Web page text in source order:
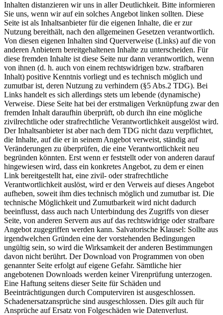
Inhalten distanzieren wir uns in aller Deutlichkeit. Bitte informieren
Sie uns, wenn wir auf ein solches Angebot linken sollten. Diese
Seite ist als Inhaltsanbieter für die eigenen Inhalte, die er zur
Nutzung bereithält, nach den allgemeinen Gesetzen verantwortlich.
Von diesen eigenen Inhalten sind Querverweise (Links) auf die von
anderen Anbietern bereitgehaltenen Inhalte zu unterscheiden. Für
diese fremden Inhalte ist diese Seite nur dann verantwortlich, wenn
von ihnen (d. h. auch von einem rechtswidrigen bzw. strafbaren
Inhalt) positive Kenntnis vorliegt und es technisch möglich und
zumutbar ist, deren Nutzung zu verhindern (§5 Abs.2 TDG). Bei
Links handelt es sich allerdings stets um lebende (dynamische)
Verweise. Diese Seite hat bei der erstmaligen Verknüpfung zwar den
fremden Inhalt daraufhin überprüft, ob durch ihn eine mögliche
zivilrechtliche oder strafrechtliche Verantwortlichkeit ausgelöst wird.
Der Inhaltsanbieter ist aber nach dem TDG nicht dazu verpflichtet,
die Inhalte, auf die er in seinem Angebot verweist, ständig auf
Veränderungen zu überprüfen, die eine Verantwortlichkeit neu
begründen könnten. Erst wenn er feststellt oder von anderen darauf
hingewiesen wird, dass ein konkretes Angebot, zu dem er einen
Link bereitgestellt hat, eine zivil- oder strafrechtliche
Verantwortlichkeit auslöst, wird er den Verweis auf dieses Angebot
aufheben, soweit ihm dies technisch möglich und zumutbar ist. Die
technische Möglichkeit und Zumutbarkeit wird nicht dadurch
beeinflusst, dass auch nach Unterbindung des Zugriffs von dieser
Seite, von anderen Servern aus auf das rechtswidrige oder strafbare
Angebot zugegriffen werden kann. Salvatorische Klausel: Sollte aus
irgendwelchen Gründen eine der vorstehenden Bedingungen
ungültig sein, so wird die Wirksamkeit der anderen Bestimmungen
davon nicht berührt. Der Download von Programmen von oben
genannter Seite erfolgt auf eigene Gefahr. Sämtliche hier
angebotenen Downloads werden keiner Virenprüfung unterzogen.
Eine Haftung seitens dieser Seite für Schäden und
Beeinträchtigungen durch Computerviren ist ausgeschlossen.
Schadenersatzansprüche sind ausgeschlossen. Dies gilt auch für
Ansprüche auf Ersatz von Folgeschäden wie Datenverlust.